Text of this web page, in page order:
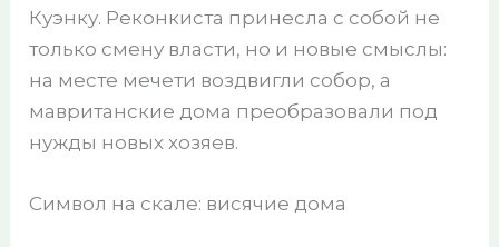
Куэнку. Реконкиста принесла с собой не
только смену власти, но и новые смыслы:
на месте мечети воздвигли собор, а
мавританские дома преобразовали под
нужды новых хозяев.
Символ на скале: висячие дома